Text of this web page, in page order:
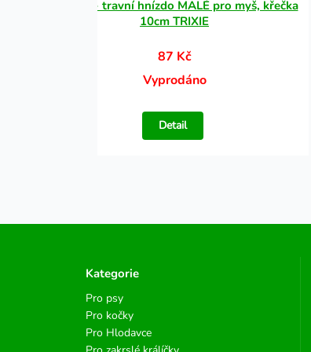
Pelíšek - travní hnízdo MALÉ pro myš, křečka
10cm TRIXIE
87 Kč
Vyprodáno
Detail
Kategorie
Pro psy
Pro kočky
Pro Hlodavce